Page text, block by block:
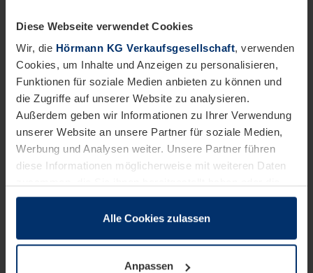
Diese Webseite verwendet Cookies
Wir, die Hörmann KG Verkaufsgesellschaft, verwenden
Cookies, um Inhalte und Anzeigen zu personalisieren,
Funktionen für soziale Medien anbieten zu können und
die Zugriffe auf unserer Website zu analysieren.
Außerdem geben wir Informationen zu Ihrer Verwendung
unserer Website an unsere Partner für soziale Medien,
Werbung und Analysen weiter. Unsere Partner führen
diese Informationen möglicherweise mit weiteren Daten
sie im Rahmen Ihrer Nutzung der Dienste gesammelt
wenn diese für den Betrieb dieser Seite unbedingt
notwendig sind. Für alle anderen Cookie-Typen benötigen
Alle Cookies zulassen
Anpassen